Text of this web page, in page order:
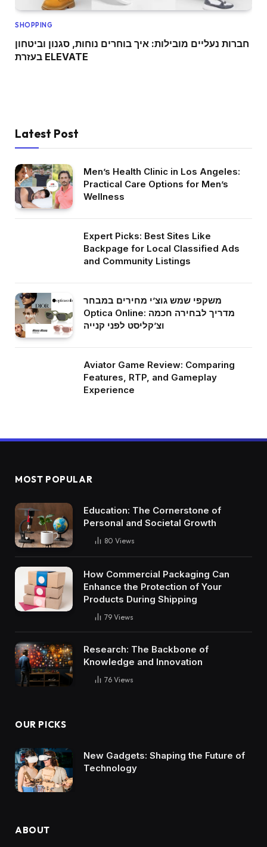
SHOPPING
חברות נעליים מובילות: איך בוחרים נוחות, סגנון וביטחון
בעזרת ELEVATE
Latest Post
Men’s Health Clinic in Los Angeles:
Practical Care Options for Men’s
Wellness
Expert Picks: Best Sites Like
Backpage for Local Classified Ads
and Community Listings
משקפי שמש גוצ’י מחירים במבחר
Optica Online: מדריך לבחירה חכמה
וצ’קליסט לפני קנייה
Aviator Game Review: Comparing
Features, RTP, and Gameplay
Experience
MOST POPULAR
Education: The Cornerstone of
Personal and Societal Growth
80 Views
How Commercial Packaging Can
Enhance the Protection of Your
Products During Shipping
79 Views
Research: The Backbone of
Knowledge and Innovation
76 Views
OUR PICKS
New Gadgets: Shaping the Future of
Technology
ABOUT